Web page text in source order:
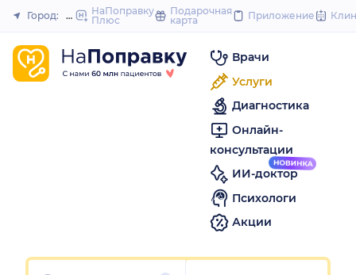
to
Закрыть
Город: МоскваНаПоправку
Плюс
Подарочная
карта
Приложение
Врачи
Услуги
Диагностика
Онлайн-
консультации
ИИ-доктор
Психологи
Акции
Очистить